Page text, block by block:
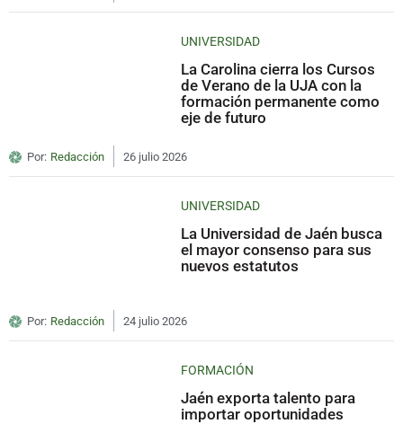
UNIVERSIDAD
La Carolina cierra los Cursos
de Verano de la UJA con la
formación permanente como
eje de futuro
Por: Redacción 26 julio 2026
UNIVERSIDAD
La Universidad de Jaén busca
el mayor consenso para sus
nuevos estatutos
Por: Redacción 24 julio 2026
FORMACIÓN
Jaén exporta talento para
importar oportunidades